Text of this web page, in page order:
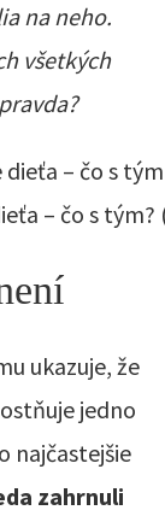
na neho.
všetkých
– čo s
ukazuje, že
jedno
najčastejšie
zahrnuli